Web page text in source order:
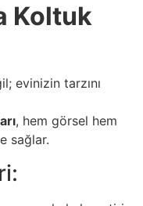
Koltuk
evinizin tarzını
, hem görsel hem
sağlar.